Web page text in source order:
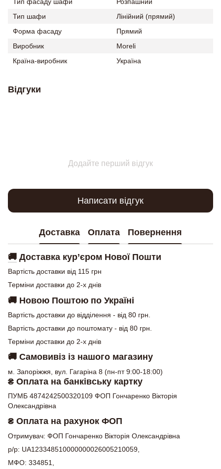
Тип шафи
Лінійний (прямий)
Форма фасаду
Прямий
Виробник
Moreli
Країна-виробник
Україна
Відгуки
Додайте перший відгук
Написати відгук
Доставка Оплата Повернення
🚚 Доставка кур’єром Нової Пошти
Вартість доставки від 115 грн
Терміни доставки до 2-х днів
🚚 Новою Поштою по Україні
Вартість доставки до відділення - від 80 грн.
Вартість доставки до поштомату - від 80 грн.
Терміни доставки до 2-х днів
🚚 Самовивіз із нашого магазину
м. Запоріжжя, вул. Гагаріна 8 (пн-пт 9:00-18:00)
₴ Оплата на банківську картку
ПУМБ 4874242500320109 ФОП Гончаренко Вікторія
Олександрівна
₴ Оплата на рахунок ФОП
Отримувач: ФОП Гончаренко Вікторія Олександрівна
р/р: UA123348510000000026005210059,
МФО: 334851,